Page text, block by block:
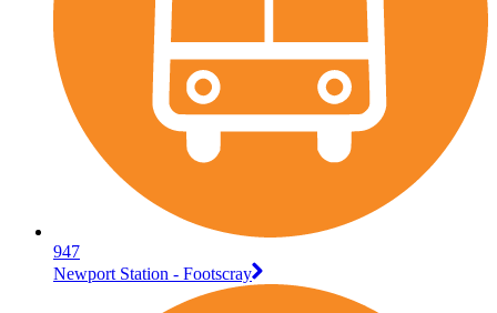
947
Newport Station - Footscray